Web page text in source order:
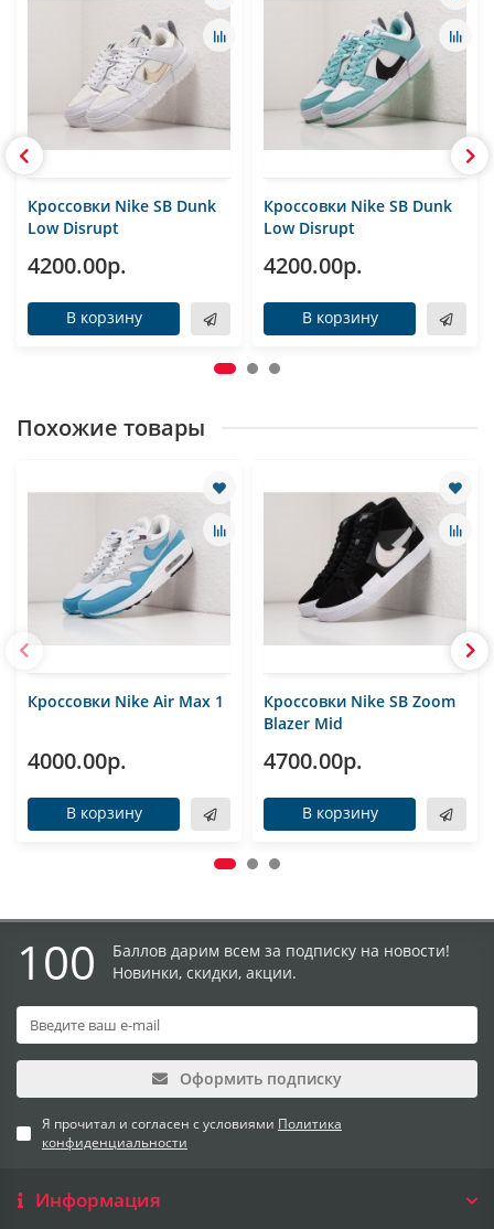
Кроссовки Nike SB Dunk
Low Disrupt
4200.00р.
В корзину
Кроссовки Nike SB Dunk
Low Disrupt
4200.00р.
В корзину
Похожие товары
Кроссовки Nike Air Max 1
4000.00р.
В корзину
Кроссовки Nike SB Zoom
Blazer Mid
4700.00р.
В корзину
100
Баллов дарим всем за подписку на новости!
Новинки, скидки, акции.
Оформить подписку
Я прочитал и согласен с условиями Политика
конфиденциальности
Информация